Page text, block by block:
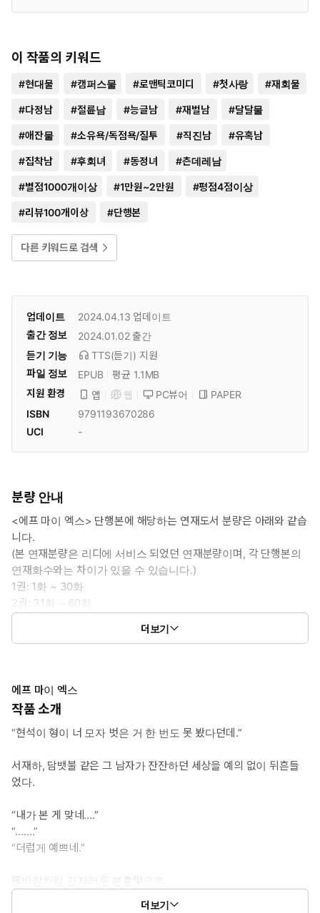
이 작품의 키워드
#현대물 #캠퍼스물 #로맨틱코미디 #첫사랑 #재회물
#다정남 #절륜남 #능글남 #재벌남 #달달물
#애잔물 #소유욕/독점욕/질투 #직진남 #유혹남
#집착남 #후회녀 #동정녀 #츤데레남
#별점1000개이상 #1만원~2만원 #평점4점이상
#리뷰100개이상 #단행본
다른 키워드로 검색
업데이트 2024.04.13 업데이트
출간 정보
2024.01.02 출간
듣기 기능
TTS(듣기) 지원
파일 정보
EPUB
평균 1.1MB
지원 환경
앱 웹 PC뷰어
PAPER
ISBN
9791193670286
UCI
-
분량 안내
<에프 마이 엑스> 단행본에 해당하는 연재도서 분량은 아래와 같습
니다.
(본 연재분량은 리디에 서비스 되었던 연재분량이며, 각 단행본의
연재화수와는 차이가 있을 수 있습니다.)
1권: 1화 ~ 30화
2권: 31화 ~ 60화
3권: 61화 ~ 90화
더보기
에프 마이 엑스
작품 소개
“현석이 형이 너 모자 벗은 거 한 번도 못 봤다던데.”
서재하, 담뱃불 같은 그 남자가 잔잔하던 세상을 예의 없이 뒤흔들
었다.
“내가 본 게 맞네….”
“…….”
“더럽게 예쁘네.”
봄바람처럼 간지러운 분홍빛으로.
더보기